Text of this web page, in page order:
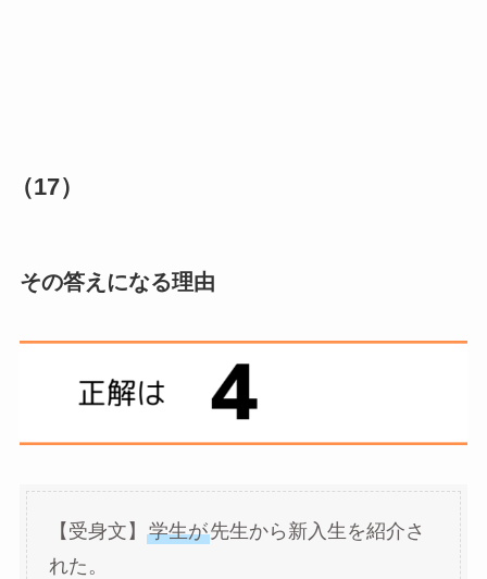
（17）
その答えになる理由
【受身文】 学生が先生から新入生を紹介さ
れた。